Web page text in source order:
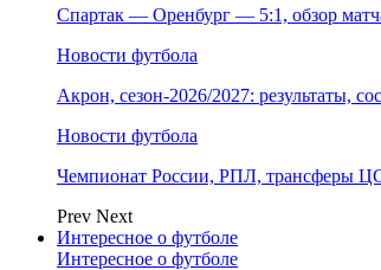
Спартак — Оренбург — 5:1, обзор
Новости футбола
Акрон, сезон-2026/2027: результаты,
Новости футбола
Чемпионат России, РПЛ, трансферы
Prev Next
Интересное о футболе
Интересное о футболе